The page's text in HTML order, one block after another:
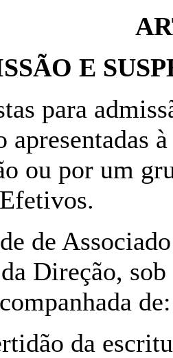
E
para
apresentadas
ou por um
de
Direção,
de:
da